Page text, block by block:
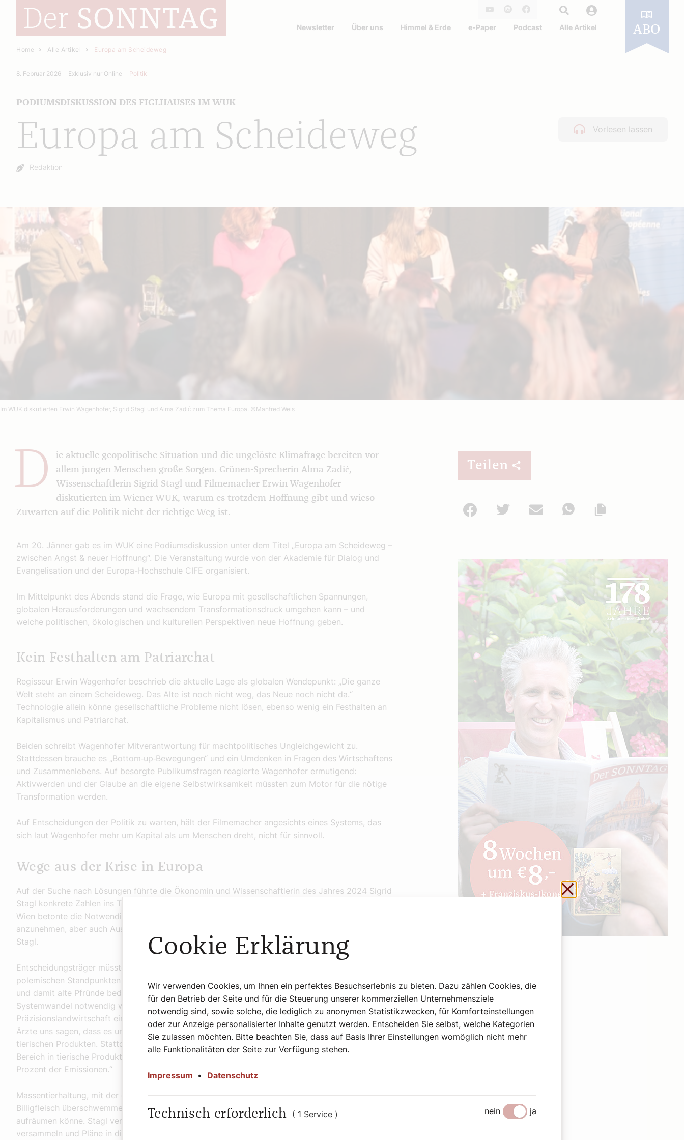
Facebook
Newsletter Über uns Himmel & Erde e-Paper Podcast Alle Artikel ABO
Home Alle Artikel Europa am Scheideweg
Vorlesen lassen
Europa am Scheideweg
PODIUMSDISKUSSION DES FIGLHAUSES IM WUK
8. Februar 2026 Exklusiv nur Online Politik
Autor:
Redaktion
Im WUK diskutierten Erwin Wagenhofer, Sigrid Stagl und Alma Zadić zum Thema Europa. ©Manfred Weis
D
ie aktuelle geopolitische Situation und die ungelöste Klimafrage bereiten vor
allem jungen Menschen große Sorgen. Grünen-Sprecherin Alma Zadić,
Wissenschaftlerin Sigrid Stagl und Filmemacher Erwin Wagenhofer
diskutierten im Wiener WUK, warum es trotzdem Hoffnung gibt und wieso
Zuwarten auf die Politik nicht der richtige Weg ist.
Am 20. Jänner gab es im WUK eine Podiumsdiskussion unter dem Titel „Europa am Scheideweg –
zwischen Angst & neuer Hoffnung“. Die Veranstaltung wurde von der Akademie für Dialog und
Evangelisation und der Europa-Hochschule CIFE organisiert.
Im Mittelpunkt des Abends stand die Frage, wie Europa mit gesellschaftlichen Spannungen,
globalen Herausforderungen und wachsendem Transformationsdruck umgehen kann – und
welche politischen, ökologischen und kulturellen Perspektiven neue Hoffnung geben.
Kein Festhalten am Patriarchat
Regisseur Erwin Wagenhofer beschrieb die aktuelle Lage als globalen Wendepunkt: „Die ganze
Welt steht an einem Scheideweg. Das Alte ist noch nicht weg, das Neue noch nicht da.“
Technologie allein könne gesellschaftliche Probleme nicht lösen, ebenso wenig ein Festhalten an
Kapitalismus und Patriarchat.
Beiden schreibt Wagenhofer Mitverantwortung für machtpolitisches Ungleichgewicht zu.
Stattdessen brauche es „Bottom‑up‑Bewegungen“ und ein Umdenken in Fragen des Wirtschaftens
und Zusammenlebens. Auf besorgte Publikumsfragen reagierte Wagenhofer ermutigend:
Aktivwerden und der Glaube an die eigene Selbstwirksamkeit müssten zum Motor für die nötige
Transformation werden.
Auf Entscheidungen der Politik zu warten, hält der Filmemacher angesichts eines Systems, das
sich laut Wagenhofer mehr um Kapital als um Menschen dreht, nicht für sinnvoll.
Wege aus der Krise in Europa
Auf der Suche nach Lösungen führte die Ökonomin und Wissenschaftlerin des Jahres 2024 Sigrid
Stagl konkrete Zahlen ins Treffen. Die Gründerin des Instituts „Ecological Economics“ an der WU
Wien betonte die Notwendigkeit von Innovation wie Exnovation gleichermaßen. Neues
anzunehmen, aber auch Ausgedientes gehen zu lassen, wäre für die jetzige Zeit angezeigt, so
Stagl.
Entscheidungsträger müssten jenen Weg wählen, der aus der Krise führen kann, statt jenen
polemischen Standpunkten „hinterherzuhecheln“, die mit allen Mitteln am alten System festhalten
und damit alte Pfründe bedienen: „Wir haben all das theoretische Wissen, das für einen
Systemwandel notwendig wäre. In der Nahrungsmittelindustrie bedeutet das,
Präzisionslandwirtschaft einzusetzen und einfach das anzubauen und zu konsumieren, von dem
Ärzte uns sagen, dass es uns guttut. Zwei Drittel der Proteine aus pflanzlichen, ein Drittel aus
tierischen Produkten. Stattdessen laufen 82 Prozent der Förderungen im landwirtschaftlichen
Bereich in tierische Produkte, obwohl nur 36 Prozent der Kalorien von dort kommen, aber 84
Prozent der Emissionen.“
Massentierhaltung, mit der gewisse europäische Länder den Rest der EU mit minderwertigem
Billigfleisch überschwemmen, sieht Stagl als Teil des Problems an, mit dem die EU getrost
aufräumen könne. Stagl vermisst außerdem eine positive Zukunftserzählung, um die man sich
versammeln und Pläne in die Tat umsetzen kann.
Teilen
Facebook
Twitter Mail
WhatsApp
Schließen ohne zu
Cookie Erklärung
Wir verwenden Cookies, um Ihnen ein perfektes Besuchserlebnis zu bieten. Dazu zählen Cookies, die
für den Betrieb der Seite und für die Steuerung unserer kommerziellen Unternehmensziele
notwendig sind, sowie solche, die lediglich zu anonymen Statistikzwecken, für Komforteinstellungen
oder zur Anzeige personalisierter Inhalte genutzt werden. Entscheiden Sie selbst, welche Kategorien
Sie zulassen möchten. Bitte beachten Sie, dass auf Basis Ihrer Einstellungen womöglich nicht mehr
alle Funktionalitäten der Seite zur Verfügung stehen.
Impressum • Datenschutz
Technisch erforderlich ( 1 Service ) nein ja